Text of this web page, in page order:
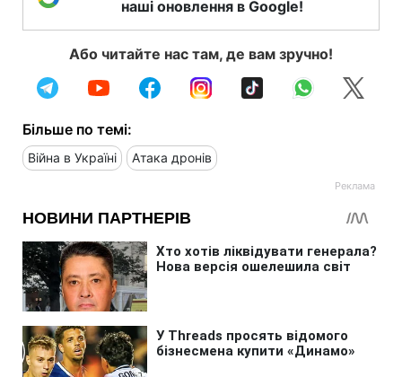
наші оновлення в Google!
Або читайте нас там, де вам зручно!
Більше по темі:
Війна в Україні Атака дронів